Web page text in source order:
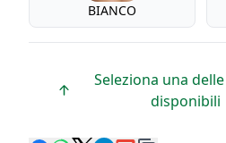
BIANCO
Seleziona una
disponibili